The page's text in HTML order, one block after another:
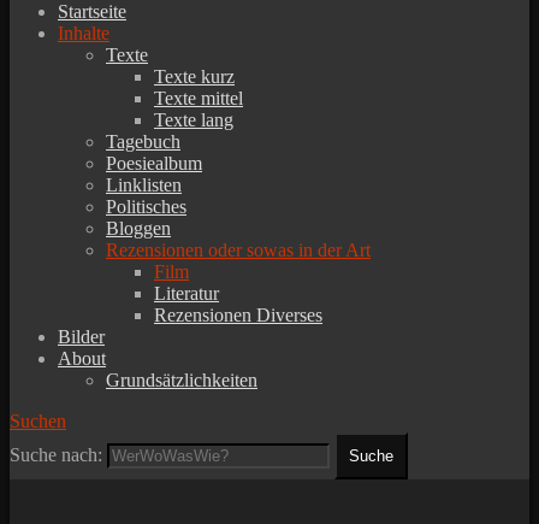
Startseite
Inhalte
Texte
Texte kurz
Texte mittel
Texte lang
Tagebuch
Poesiealbum
Linklisten
Politisches
Bloggen
Rezensionen oder sowas in der Art
Film
Literatur
Rezensionen Diverses
Bilder
About
Grundsätzlichkeiten
Suchen
Suche nach: